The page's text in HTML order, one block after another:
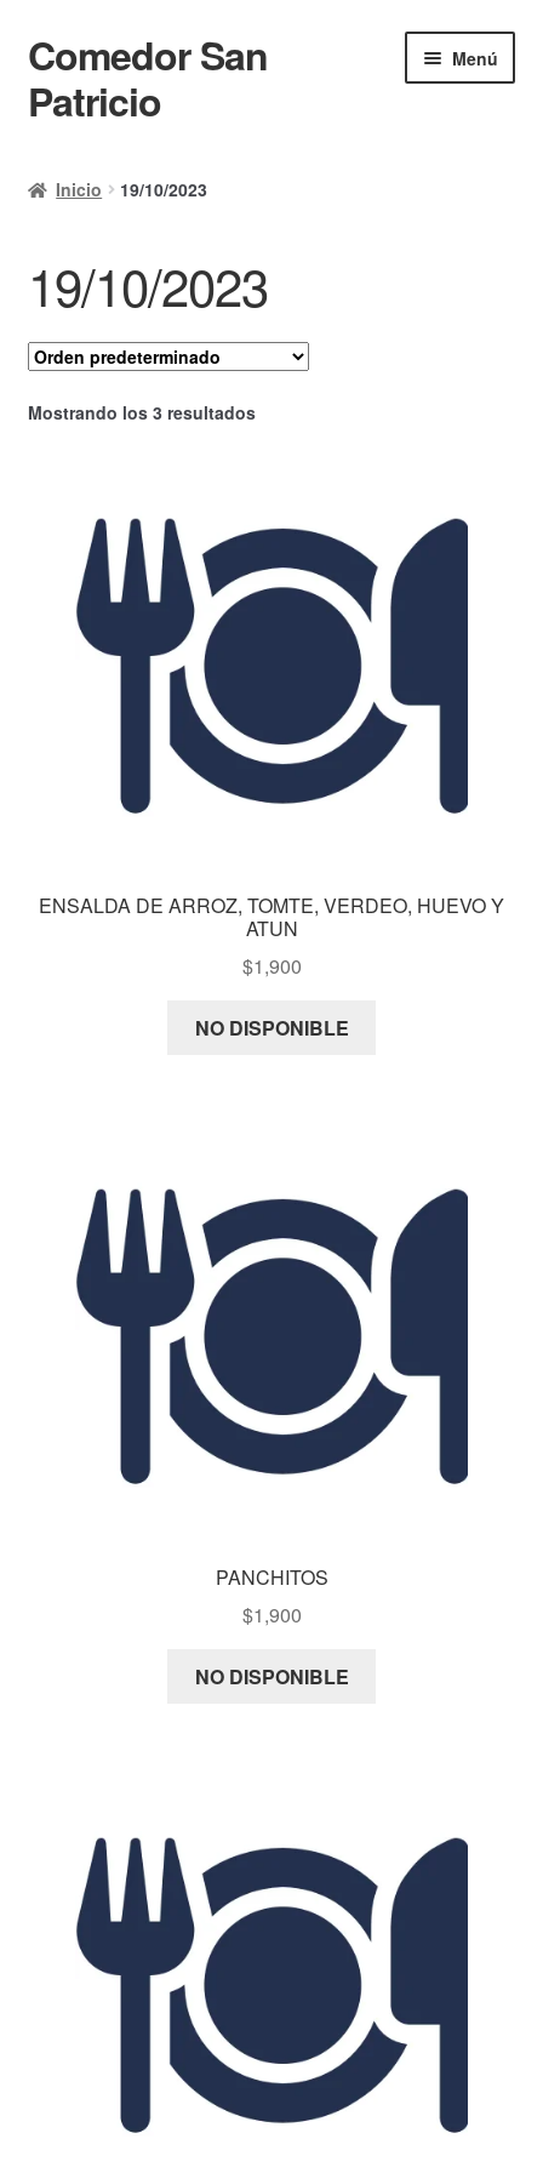
Ir
a
la
Ir
al
contenido
Comedor San
Patricio
Menú
Calendario
Mi cuenta
Ayuda Rapida
Finalizar compra
Inicio 19/10/2023
19/10/2023
Mostrando los 3 resultados
ENSALDA DE ARROZ, TOMTE, VERDEO, HUEVO Y
ATUN
$1,900
NO DISPONIBLE
PANCHITOS
$1,900
NO DISPONIBLE